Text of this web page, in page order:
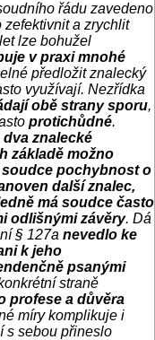
řádu zavedeno
zefektivnit a zrychlit
lze bohužel
v praxi mnohé
předložit znalecký
využívají. Nezřídka
obě strany sporu,
protichůdné.
znalecké
základě možno
pochybnost o
další znalec,
má soudce často
odlišnými závěry. Dá
§ 127a nevedlo ke
k jeho
psanými
straně
profese a důvěra
míry komplikuje i
s sebou přineslo